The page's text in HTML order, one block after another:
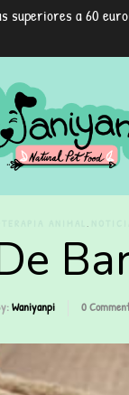
superiores a 60
,
Waniyanpi 0